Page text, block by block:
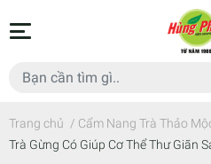
Trang chủ / Cẩm Nang Trà Thảo
Trà Gừng Có Giúp Cơ Thể Thư Giãn